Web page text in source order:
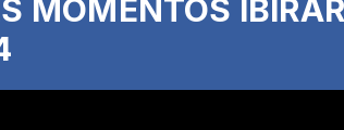
MOMENTOS